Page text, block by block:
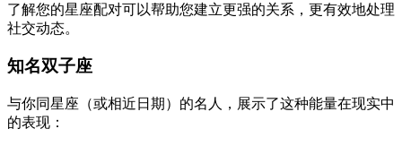
了解您的星座配对可以帮助您建立更强的关系，更有效地处理
社交动态。
知名双子座
与你同星座（或相近日期）的名人，展示了这种能量在现实中
的表现：